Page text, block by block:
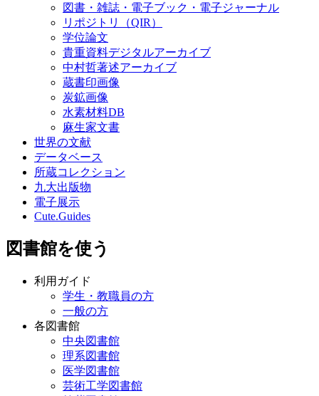
図書・雑誌・電子ブック・電子ジャーナル
リポジトリ（QIR）
学位論文
貴重資料デジタルアーカイブ
中村哲著述アーカイブ
蔵書印画像
炭鉱画像
水素材料DB
麻生家文書
世界の文献
データベース
所蔵コレクション
九大出版物
電子展示
Cute.Guides
図書館を使う
利用ガイド
学生・教職員の方
一般の方
各図書館
中央図書館
理系図書館
医学図書館
芸術工学図書館